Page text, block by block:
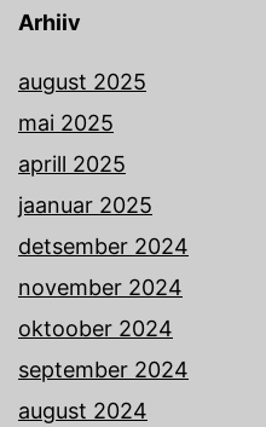
Arhiiv
august 2025
mai 2025
aprill 2025
jaanuar 2025
detsember 2024
november 2024
oktoober 2024
september 2024
august 2024